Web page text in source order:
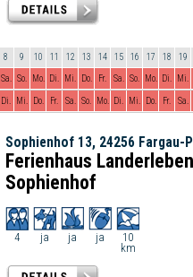
8 9 10 11 12 13 14 15 16 17 18 19
Sa. So. Mo. Di. Mi. Do. Fr. Sa. So. Mo. Di. Mi.
Di. Mi. Do. Fr. Sa. So. Mo. Di. Mi. Do. Fr. Sa.
Sophienhof 13, 24256 Fargau-
Ferienhaus
Sophienhof
4 ja ja ja
10
km